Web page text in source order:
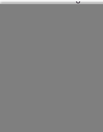
пожалуй,